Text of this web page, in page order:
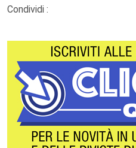
Condividi :